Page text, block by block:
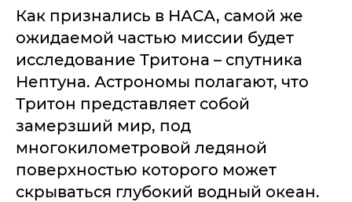
Как признались в НАСА, самой же
ожидаемой частью миссии будет
исследование Тритона – спутника
Нептуна. Астрономы полагают, что
Тритон представляет собой
замерзший мир, под
многокилометровой ледяной
поверхностью которого может
скрываться глубокий водный океан.